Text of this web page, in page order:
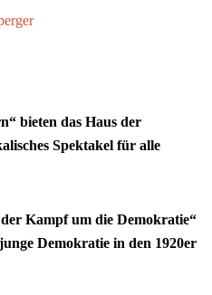
bieten das Haus der
Spektakel für alle
Kampf um die Demokratie“
Demokratie in den 1920er